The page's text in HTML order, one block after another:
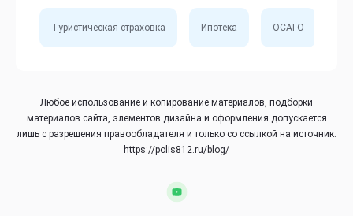
Туристическая страховка Ипотека ОСАГО
Любое использование и копирование материалов, подборки
материалов сайта, элементов дизайна и оформления допускается
лишь с разрешения правообладателя и только со ссылкой на источник:
https://polis812.ru/blog/